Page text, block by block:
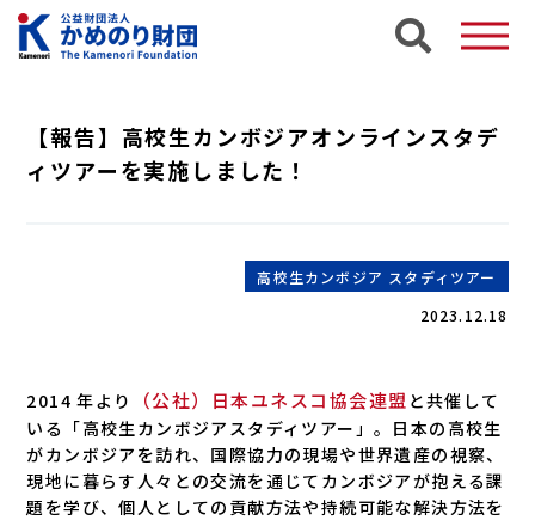
【報告】高校生カンボジアオンラインスタデ
ィツアーを実施しました！
高校生カンボジア スタディツアー
2023.12.18
2014 年より （公社）日本ユネスコ協会連盟 と共催して
いる「高校生カンボジアスタディツアー」。日本の高校生
がカンボジアを訪れ、国際協力の現場や世界遺産の視察、
現地に暮らす人々との交流を通じてカンボジアが抱える課
題を学び、個人としての貢献方法や持続可能な解決方法を